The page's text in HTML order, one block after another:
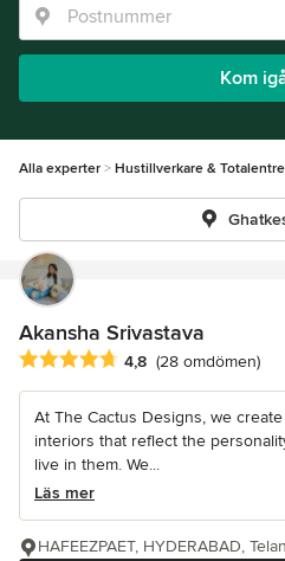
Kom
Alla experter Hustillverkare &
Akansha Srivastava
Genomsnittligt omdöme: 4.8 av
4,8 (28 omdömen)
At The Cactus Designs, we
interiors that reflect the
live in them. We...
Läs mer
HAFEEZPAET, HYDERABAD,